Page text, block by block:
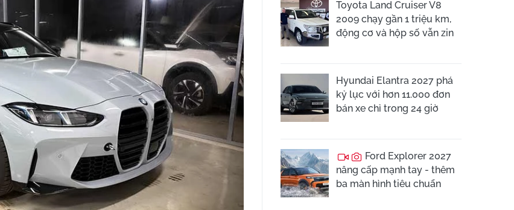
Toyota Land Cruiser V8
2009 chạy gần 1 triệu km,
động cơ và hộp số vẫn zin
Hyundai Elantra 2027 phá
kỷ lục với hơn 11.000 đơn
bán xe chỉ trong 24 giờ
Ford Explorer 2027
nâng cấp mạnh tay - thêm
ba màn hình tiêu chuẩn